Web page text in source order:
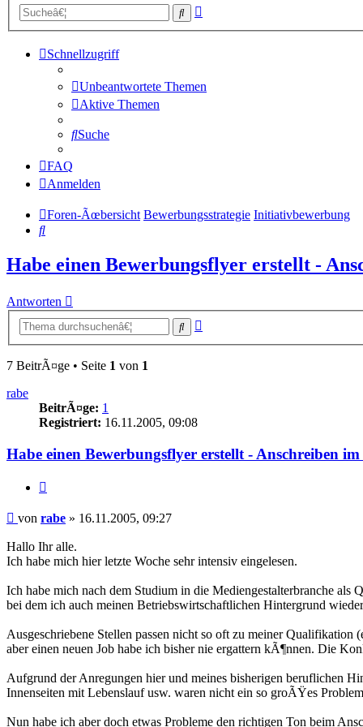
Suche
Schnellzugriff
Unbeantwortete Themen
Aktive Themen
Suche
FAQ
Anmelden
Foren-Ãœbersicht Bewerbungsstrategie Initiativbewerbung
Suche
Habe einen Bewerbungsflyer erstellt -
Antworten
Suche
7 BeitrÃ¤ge • Seite 1 von 1
rabe
BeitrÃ¤ge: 1
Registriert: 16.11.2005, 09:08
Habe einen Bewerbungsflyer erstellt - Anschreiben
Beitrag
von rabe » 16.11.2005, 09:27
Hallo Ihr alle.
Ich habe mich hier letzte Woche sehr intensiv eingelesen.
Ich habe mich nach dem Studium in die Mediengestalterbranche als
bei dem ich auch meinen Betriebswirtschaftlichen Hintergrund
Ausgeschriebene Stellen passen nicht so oft zu meiner
aber einen neuen Job habe ich bisher nie ergattern kÃ¶nnen. Die
Aufgrund der Anregungen hier und meines bisherigen beruflichen
Innenseiten mit Lebenslauf usw. waren nicht ein so groÃŸes
Nun habe ich aber doch etwas Probleme den richtigen Ton beim